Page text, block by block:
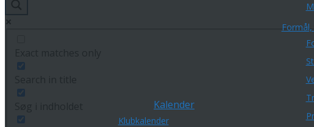
Kalender
Klubkalender